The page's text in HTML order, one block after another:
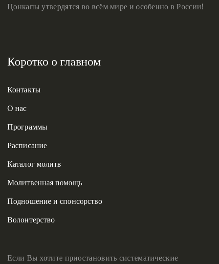
Цонкапы утвердятся во всём мире и особенно в России!
Коротко о главном
Контакты
О нас
Программы
Расписание
Каталог молитв
Молитвенная помощь
Подношение и спонсорство
Волонтерство
Если Вы хотите приостановить систематические